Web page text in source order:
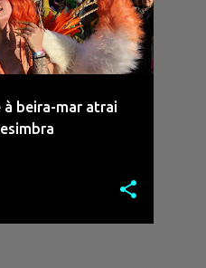
beira-mar atrai